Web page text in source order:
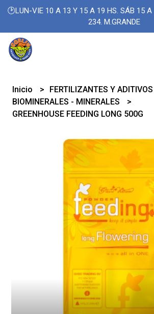
🕑LUN-VIE 10 A 13 Y 15 A 19 HS. SÁB 15 A
234. M.GRANDE
Inicio
FERTILIZANTES Y ADITIVOS
BIOMINERALES - MINERALES
GREENHOUSE FEEDING LONG 500G